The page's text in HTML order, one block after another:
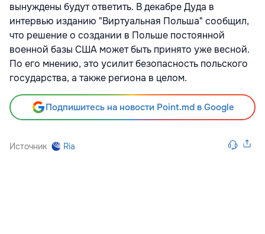
вынуждены будут ответить. В декабре Дуда в
интервью изданию "Виртуальная Польша" сообщил,
что решение о создании в Польше постоянной
военной базы США может быть принято уже весной.
По его мнению, это усилит безопасность польского
государства, а также региона в целом.
Подпишитесь на новости Point.md в Google
Источник Ria